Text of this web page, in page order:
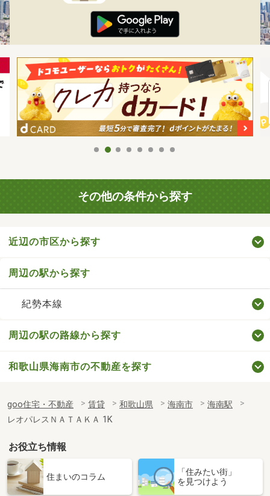
その他の条件から探す
近辺の市区から探す
周辺の駅から探す
紀勢本線
周辺の駅の路線から探す
和歌山県海南市の不動産を探す
goo住宅・不動産 賃貸 和歌山県 海南市
海南駅
レオパレスＮＡＴＡＫＡ 1K
お役立ち情報
住まいのコラム
「住みたい街」
を見つけよう